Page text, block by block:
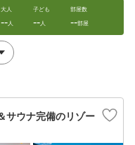
大人
--人
子ども
--人
部屋数
--部屋
サウナ完備のリゾー